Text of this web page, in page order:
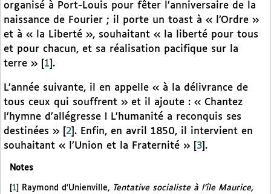
organisé à Port-Louis pour fêter l’anniversaire de la
naissance de Fourier ; il porte un toast à « l’Ordre »
et à « la Liberté », souhaitant « la liberté pour tous
et pour chacun, et sa réalisation pacifique sur la
terre »
1 .
L’année suivante, il en appelle « à la délivrance de
tous ceux qui souffrent » et il ajoute : « Chantez
l’hymne d’allégresse ! L’humanité a reconquis ses
destinées »
2 . Enfin, en avril 1850, il intervient en
souhaitant « l’Union et la Fraternité »
3 .
Notes
1 Raymond d’Unienville, Tentative socialiste à l’île Maurice,